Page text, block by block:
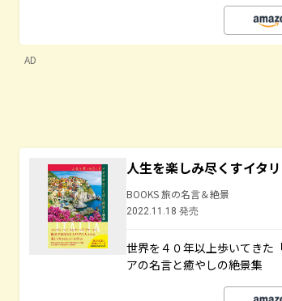
AD
人生を楽しみ尽くすイタ
BOOKS 旅の名言＆絶景
2022.11.18 発売
世界を４０年以上歩いてきた
アの名言と癒やしの絶景集